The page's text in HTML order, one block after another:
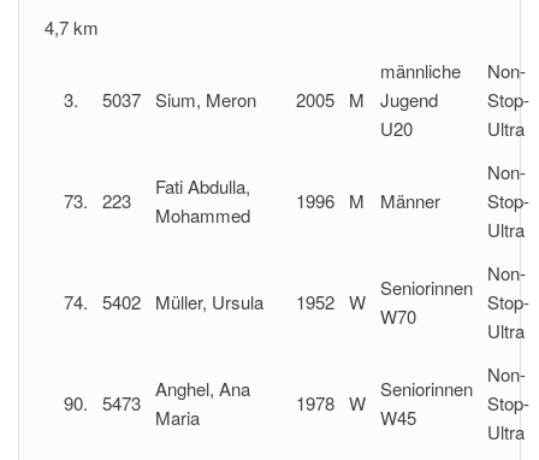
4,7 km
3. 5037 Sium, Meron 2005 M
männliche
Jugend
U20
Non-
Stop-
Ultra
73. 223
Fati Abdulla,
Mohammed
1996 M Männer
Non-
Stop-
Ultra
74. 5402 Müller, Ursula 1952 W
Seniorinnen
W70
Non-
Stop-
Ultra
90. 5473
Anghel, Ana
Maria
1978 W
Seniorinnen
W45
Non-
Stop-
Ultra